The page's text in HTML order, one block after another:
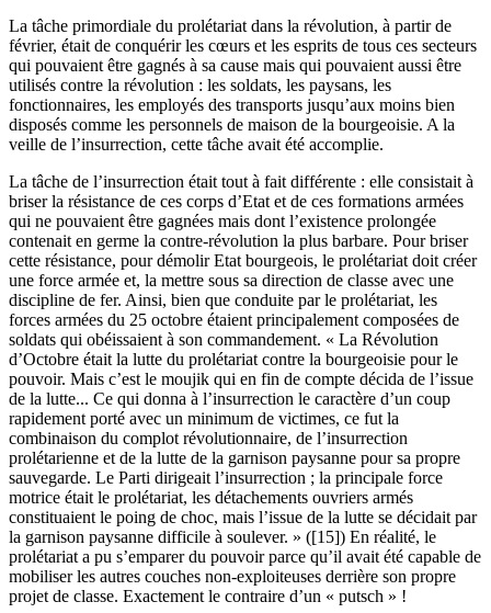
La tâche primordiale du prolétariat dans la révolution, à partir de
février, était de conquérir les cœurs et les esprits de tous ces secteurs
qui pouvaient être gagnés à sa cause mais qui pouvaient aussi être
utilisés contre la révolution : les soldats, les paysans, les
fonctionnaires, les employés des transports jusqu’aux moins bien
disposés comme les personnels de maison de la bourgeoisie. A la
veille de l’insurrection, cette tâche avait été accomplie.
La tâche de l’insurrection était tout à fait différente : elle consistait à
briser la résistance de ces corps d’Etat et de ces formations armées
qui ne pouvaient être gagnées mais dont l’existence prolongée
contenait en germe la contre-révolution la plus barbare. Pour briser
cette résistance, pour démolir Etat bourgeois, le prolétariat doit créer
une force armée et, la mettre sous sa direction de classe avec une
discipline de fer. Ainsi, bien que conduite par le prolétariat, les
forces armées du 25 octobre étaient principalement composées de
soldats qui obéissaient à son commandement. « La Révolution
d’Octobre était la lutte du prolétariat contre la bourgeoisie pour le
pouvoir. Mais c’est le moujik qui en fin de compte décida de l’issue
de la lutte... Ce qui donna à l’insurrection le caractère d’un coup
rapidement porté avec un minimum de victimes, ce fut la
combinaison du complot révolutionnaire, de l’insurrection
prolétarienne et de la lutte de la garnison paysanne pour sa propre
sauvegarde. Le Parti dirigeait l’insurrection ; la principale force
motrice était le prolétariat, les détachements ouvriers armés
constituaient le poing de choc, mais l’issue de la lutte se décidait par
la garnison paysanne difficile à soulever. » ([15]) En réalité, le
prolétariat a pu s’emparer du pouvoir parce qu’il avait été capable de
mobiliser les autres couches non-exploiteuses derrière son propre
projet de classe. Exactement le contraire d’un « putsch » !